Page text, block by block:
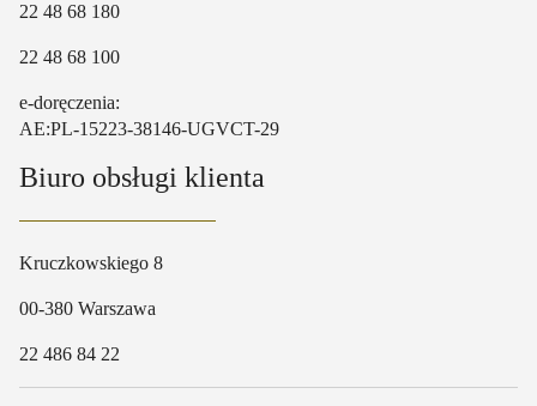
22 48 68 180
22 48 68 100
e-doręczenia:
AE:PL-15223-38146-UGVCT-29
Biuro obsługi klienta
Kruczkowskiego 8
00-380 Warszawa
22 486 84 22